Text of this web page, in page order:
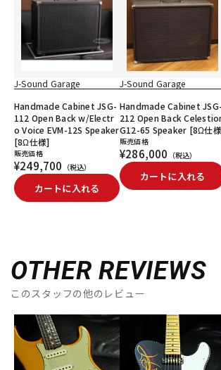
J-Sound Garage
Handmade Cabinet JSG-
112 Open Back w/Electr
o Voice EVM-12S Speaker
[8Ω仕様]
販売価格
¥249,700 （税込）
カートに入れる
J-Sound Garage
Handmade Cabinet JSG-
212 Open Back
G12-65 Speaker [8Ω仕
販売価格
¥286,000 （税込）
カートに入れる
OTHER REVIEWS
このスタッフの他のレビュー